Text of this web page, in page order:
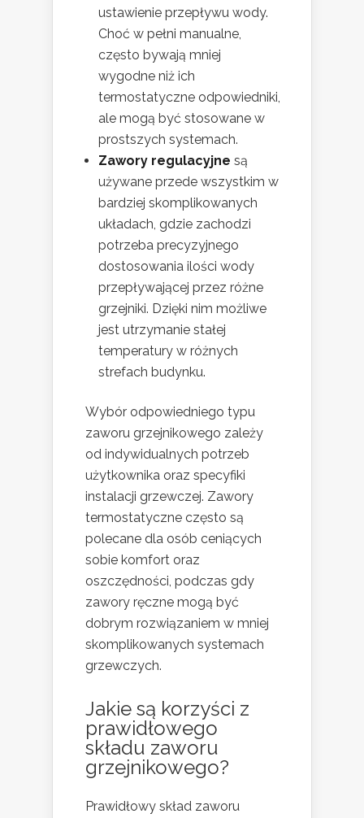
ustawienie przepływu wody.
Choć w pełni manualne,
często bywają mniej
wygodne niż ich
termostatyczne odpowiedniki,
ale mogą być stosowane w
prostszych systemach.
Zawory regulacyjne są
używane przede wszystkim w
bardziej skomplikowanych
układach, gdzie zachodzi
potrzeba precyzyjnego
dostosowania ilości wody
przepływającej przez różne
grzejniki. Dzięki nim możliwe
jest utrzymanie stałej
temperatury w różnych
strefach budynku.
Wybór odpowiedniego typu
zaworu grzejnikowego zależy
od indywidualnych potrzeb
użytkownika oraz specyfiki
instalacji grzewczej. Zawory
termostatyczne często są
polecane dla osób ceniących
sobie komfort oraz
oszczędności, podczas gdy
zawory ręczne mogą być
dobrym rozwiązaniem w mniej
skomplikowanych systemach
grzewczych.
Jakie są korzyści z
prawidłowego
składu zaworu
grzejnikowego?
Prawidłowy skład zaworu